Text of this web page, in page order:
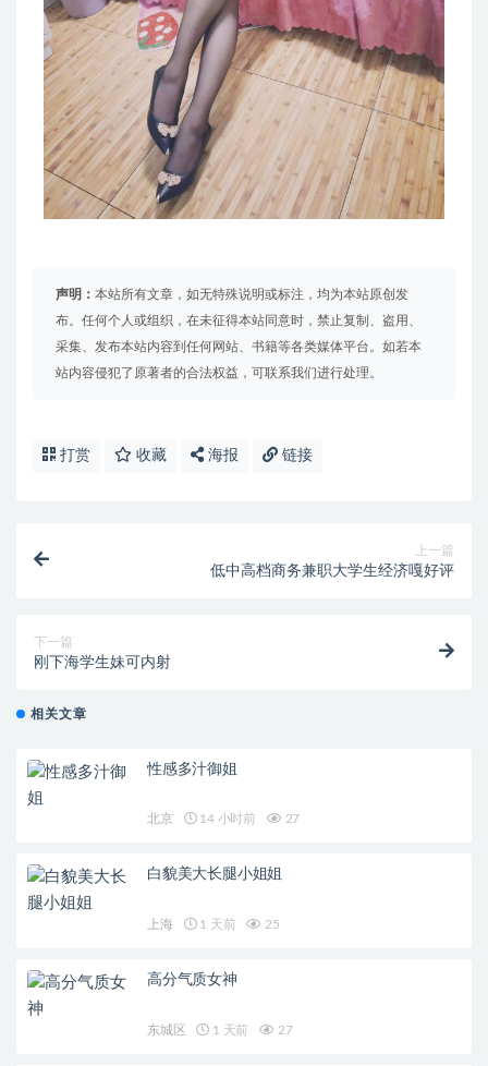
声明： 本站所有文章，如无特殊说明或标注，均为本站原创发
布。任何个人或组织，在未征得本站同意时，禁止复制、盗用、
采集、发布本站内容到任何网站、书籍等各类媒体平台。如若本
站内容侵犯了原著者的合法权益，可联系我们进行处理。
打赏 收藏 海报 链接
上一篇
低中高档商务兼职大学生经济嘎好评
下一篇
刚下海学生妹可内射
相关文章
性感多汁御姐
北京 14 小时前 27
白貌美大长腿小姐姐
上海 1 天前 25
高分气质女神
东城区 1 天前 27